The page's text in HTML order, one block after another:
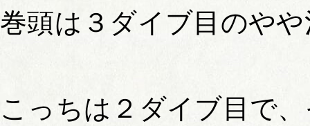
巻頭は３ダイブ目のや
こっちは２ダイブ目で